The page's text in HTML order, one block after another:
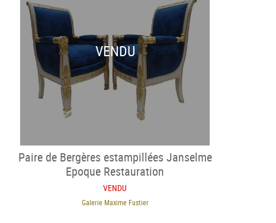
VENDU
Paire de Bergères estampillées Janselme
Epoque Restauration
VENDU
Galerie Maxime Fustier